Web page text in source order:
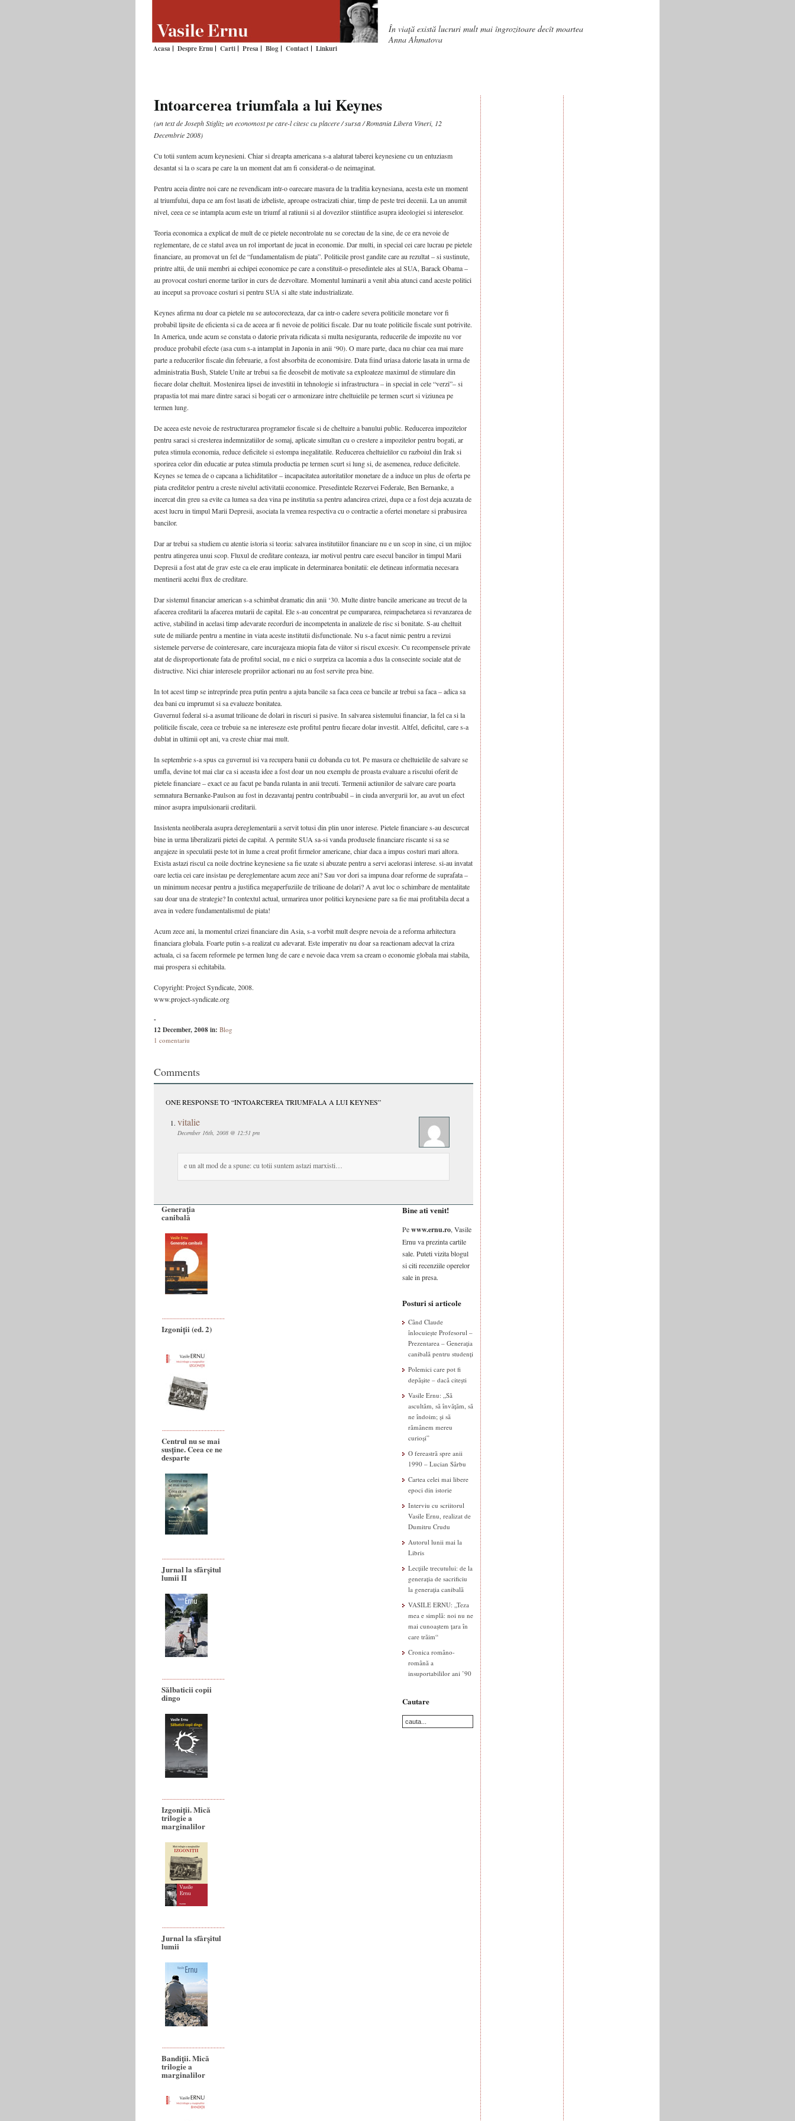
Acasa Despre Ernu Carti Presa Blog Contact Linkuri
În viaţă există lucruri mult mai îngrozitoare decît moartea
Anna Ahmatova
Intoarcerea triumfala a lui Keynes
(un text de Joseph Stiglitz un economost pe care-l citesc cu placere / sursa / Romania Libera Vineri, 12
Decembrie 2008)
Cu totii suntem acum keynesieni. Chiar si dreapta americana s-a alaturat taberei keynesiene cu un entuziasm
desantat si la o scara pe care la un moment dat am fi considerat-o de neimaginat.
Pentru aceia dintre noi care ne revendicam intr-o oarecare masura de la traditia keynesiana, acesta este un moment
al triumfului, dupa ce am fost lasati de izbeliste, aproape ostracizati chiar, timp de peste trei decenii. La un anumit
nivel, ceea ce se intampla acum este un triumf al ratiunii si al dovezilor stiintifice asupra ideologiei si intereselor.
Teoria economica a explicat de mult de ce pietele necontrolate nu se corectau de la sine, de ce era nevoie de
reglementare, de ce statul avea un rol important de jucat in economie. Dar multi, in special cei care lucrau pe pietele
financiare, au promovat un fel de “fundamentalism de piata”. Politicile prost gandite care au rezultat – si sustinute,
printre altii, de unii membri ai echipei economice pe care a constituit-o presedintele ales al SUA, Barack Obama –
au provocat costuri enorme tarilor in curs de dezvoltare. Momentul luminarii a venit abia atunci cand aceste politici
au inceput sa provoace costuri si pentru SUA si alte state industrializate.
Keynes afirma nu doar ca pietele nu se autocorecteaza, dar ca intr-o cadere severa politicile monetare vor fi
probabil lipsite de eficienta si ca de aceea ar fi nevoie de politici fiscale. Dar nu toate politicile fiscale sunt potrivite.
In America, unde acum se constata o datorie privata ridicata si multa nesiguranta, reducerile de impozite nu vor
produce probabil efecte (asa cum s-a intamplat in Japonia in anii ‘90). O mare parte, daca nu chiar cea mai mare
parte a reducerilor fiscale din februarie, a fost absorbita de economisire. Data fiind uriasa datorie lasata in urma de
administratia Bush, Statele Unite ar trebui sa fie deosebit de motivate sa exploateze maximul de stimulare din
fiecare dolar cheltuit. Mostenirea lipsei de investitii in tehnologie si infrastructura – in special in cele “verzi”– si
prapastia tot mai mare dintre saraci si bogati cer o armonizare intre cheltuielile pe termen scurt si viziunea pe
termen lung.
De aceea este nevoie de restructurarea programelor fiscale si de cheltuire a banului public. Reducerea impozitelor
pentru saraci si cresterea indemnizatiilor de somaj, aplicate simultan cu o crestere a impozitelor pentru bogati, ar
putea stimula economia, reduce deficitele si estompa inegalitatile. Reducerea cheltuielilor cu razboiul din Irak si
sporirea celor din educatie ar putea stimula productia pe termen scurt si lung si, de asemenea, reduce deficitele.
Keynes se temea de o capcana a lichiditatilor – incapacitatea autoritatilor monetare de a induce un plus de oferta pe
piata creditelor pentru a creste nivelul activitatii economice. Presedintele Rezervei Federale, Ben Bernanke, a
incercat din greu sa evite ca lumea sa dea vina pe institutia sa pentru adancirea crizei, dupa ce a fost deja acuzata de
acest lucru in timpul Marii Depresii, asociata la vremea respectiva cu o contractie a ofertei monetare si prabusirea
bancilor.
Dar ar trebui sa studiem cu atentie istoria si teoria: salvarea institutiilor financiare nu e un scop in sine, ci un mijloc
pentru atingerea unui scop. Fluxul de creditare conteaza, iar motivul pentru care esecul bancilor in timpul Marii
Depresii a fost atat de grav este ca ele erau implicate in determinarea bonitatii: ele detineau informatia necesara
mentinerii acelui flux de creditare.
Dar sistemul financiar american s-a schimbat dramatic din anii ‘30. Multe dintre bancile americane au trecut de la
afacerea creditarii la afacerea mutarii de capital. Ele s-au concentrat pe cumpararea, reimpachetarea si revanzarea de
active, stabilind in acelasi timp adevarate recorduri de incompetenta in analizele de risc si bonitate. S-au cheltuit
sute de miliarde pentru a mentine in viata aceste institutii disfunctionale. Nu s-a facut nimic pentru a revizui
sistemele perverse de cointeresare, care incurajeaza miopia fata de viitor si riscul excesiv. Cu recompensele private
atat de disproportionate fata de profitul social, nu e nici o surpriza ca lacomia a dus la consecinte sociale atat de
distructive. Nici chiar interesele propriilor actionari nu au fost servite prea bine.
In tot acest timp se intreprinde prea putin pentru a ajuta bancile sa faca ceea ce bancile ar trebui sa faca – adica sa
dea bani cu imprumut si sa evalueze bonitatea.
Guvernul federal si-a asumat trilioane de dolari in riscuri si pasive. In salvarea sistemului financiar, la fel ca si la
politicile fiscale, ceea ce trebuie sa ne intereseze este profitul pentru fiecare dolar investit. Altfel, deficitul, care s-a
dublat in ultimii opt ani, va creste chiar mai mult.
In septembrie s-a spus ca guvernul isi va recupera banii cu dobanda cu tot. Pe masura ce cheltuielile de salvare se
umfla, devine tot mai clar ca si aceasta idee a fost doar un nou exemplu de proasta evaluare a riscului oferit de
pietele financiare – exact ce au facut pe banda rulanta in anii trecuti. Termenii actiunilor de salvare care poarta
semnatura Bernanke-Paulson au fost in dezavantaj pentru contribuabil – in ciuda anvergurii lor, au avut un efect
minor asupra impulsionarii creditarii.
Insistenta neoliberala asupra dereglementarii a servit totusi din plin unor interese. Pietele financiare s-au descurcat
bine in urma liberalizarii pietei de capital. A permite SUA sa-si vanda produsele financiare riscante si sa se
angajeze in speculatii peste tot in lume a creat profit firmelor americane, chiar daca a impus costuri mari altora.
Exista astazi riscul ca noile doctrine keynesiene sa fie uzate si abuzate pentru a servi acelorasi interese. si-au invatat
oare lectia cei care insistau pe dereglementare acum zece ani? Sau vor dori sa impuna doar reforme de suprafata –
un minimum necesar pentru a justifica megaperfuziile de trilioane de dolari? A avut loc o schimbare de mentalitate
sau doar una de strategie? In contextul actual, urmarirea unor politici keynesiene pare sa fie mai profitabila decat a
avea in vedere fundamentalismul de piata!
Acum zece ani, la momentul crizei financiare din Asia, s-a vorbit mult despre nevoia de a reforma arhitectura
financiara globala. Foarte putin s-a realizat cu adevarat. Este imperativ nu doar sa reactionam adecvat la criza
actuala, ci sa facem reformele pe termen lung de care e nevoie daca vrem sa cream o economie globala mai stabila,
mai prospera si echitabila.
Copyright: Project Syndicate, 2008.
www.project-syndicate.org
-
12 December, 2008in: Blog
1 comentariu
Comments
ONE RESPONSE TO “INTOARCEREA TRIUMFALA A LUI KEYNES”
vitalie
December 16th, 2008 @ 12:51 pm
e un alt mod de a spune: cu totii suntem astazi marxisti…
Generaţia
canibală
Izgoniții (ed. 2)
Centrul nu se mai
susține. Ceea ce ne
desparte
Jurnal la sfârșitul
lumii II
Sălbaticii copii
dingo
Izgoniții. Mică
trilogie a
marginalilor
Jurnal la sfârșitul
lumii
Bandiţii. Mică
trilogie a
marginalilor
Bine ati venit!
Pewww.ernu.ro, Vasile
Ernu va prezinta cartile
sale. Puteti vizita blogul
si citi recenziile operelor
sale in presa.
Posturi si articole
Când Claude
înlocuiește Profesorul –
Prezentarea – Generația
canibală pentru studenți
Polemici care pot fi
depășite – dacă citești
Vasile Ernu: „Să
ascultăm, să învățăm, să
ne îndoim; și să
rămânem mereu
curioși”
O fereastră spre anii
1990 – Lucian Sârbu
Cartea celei mai libere
epoci din istorie
Interviu cu scriitorul
Vasile Ernu, realizat de
Dumitru Crudu
Autorul lunii mai la
Libris
Lecțiile trecutului: de la
generația de sacrificiu
la generația canibală
VASILE ERNU: „Teza
mea e simplă: noi nu ne
mai cunoaștem țara în
care trăim“
Cronica româno-
română a
insuportabililor ani ’90
Cautare